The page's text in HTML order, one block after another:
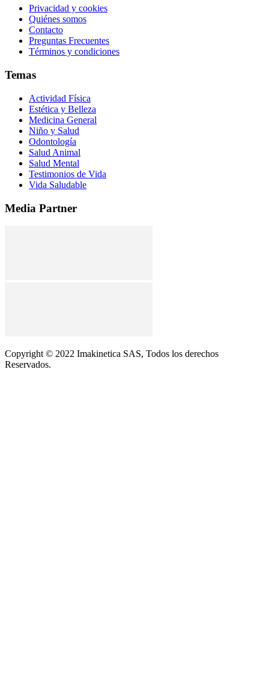
Privacidad y cookies
Quiénes somos
Contacto
Preguntas Frecuentes
Términos y condiciones
Temas
Actividad Física
Estética y Belleza
Medicina General
Niño y Salud
Odontología
Salud Animal
Salud Mental
Testimonios de Vida
Vida Saludable
Media Partner
Copyright © 2022 Imakinetica SAS, Todos los derechos
Reservados.